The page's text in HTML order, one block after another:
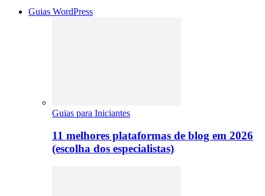
Guias WordPress
Guias para Iniciantes
11 melhores plataformas de blog em 2026
(escolha dos especialistas)